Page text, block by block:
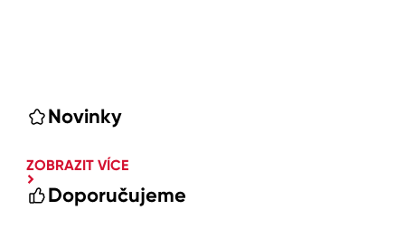
Novinky
ZOBRAZIT VÍCE
Doporučujeme